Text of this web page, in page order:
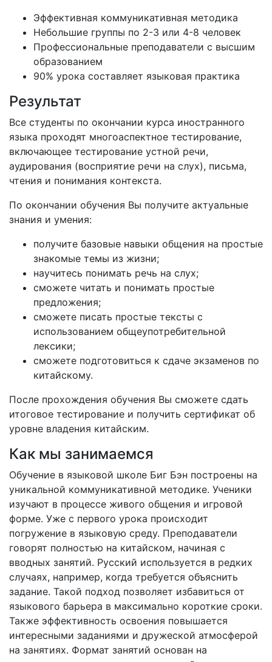
Эффективная коммуникативная методика
Небольшие группы по 2-3 или 4-8 человек
Профессиональные преподаватели с высшим
образованием
90% урока составляет языковая практика
Результат
Все студенты по окончании курса иностранного
языка проходят многоаспектное тестирование,
включающее тестирование устной речи,
аудирования (восприятие речи на слух), письма,
чтения и понимания контекста.
По окончании обучения Вы получите актуальные
знания и умения:
получите базовые навыки общения на простые
знакомые темы из жизни;
научитесь понимать речь на слух;
сможете читать и понимать простые
предложения;
сможете писать простые тексты с
использованием общеупотребительной
лексики;
сможете подготовиться к сдаче экзаменов по
китайскому.
После прохождения обучения Вы сможете сдать
итоговое тестирование и получить сертификат об
уровне владения китайским.
Как мы занимаемся
Обучение в языковой школе Биг Бэн построены на
уникальной коммуникативной методике. Ученики
изучают в процессе живого общения и игровой
форме. Уже с первого урока происходит
погружение в языковую среду. Преподаватели
говорят полностью на китайском, начиная с
вводных занятий. Русский используется в редких
случаях, например, когда требуется объяснить
задание. Такой подход позволяет избавиться от
языкового барьера в максимально короткие сроки.
Также эффективность освоения повышается
интересными заданиями и дружеской атмосферой
на занятиях. Формат занятий основан на